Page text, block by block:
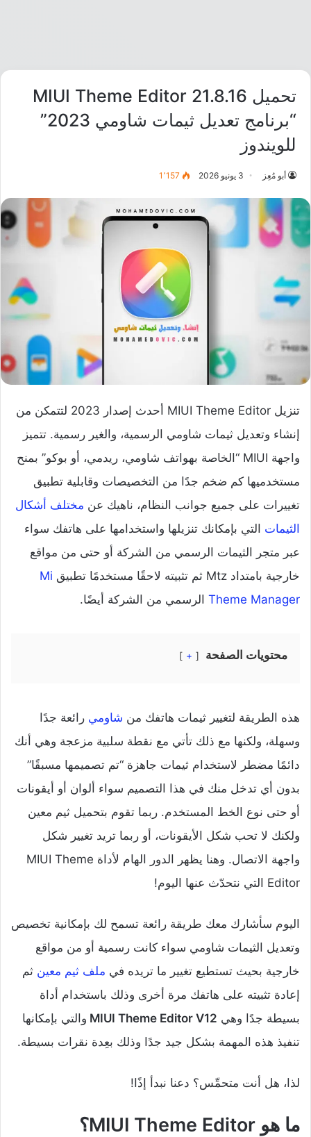
تحميل MIUI Theme Editor 21.8.16
“برنامج تعديل ثيمات شاومي 2023”
للويندوز
أبو مُعِز 3 يونيو 2026 1٬157
تنزيل MIUI Theme Editor أحدث إصدار 2023 لتتمكن من
إنشاء وتعديل ثيمات شاومي الرسمية، والغير رسمية. تتميز
واجهة MIUI “الخاصة بهواتف شاومي، ريدمي، أو بوكو” بمنح
مستخدميها كم ضخم جدًا من التخصيصات وقابلية تطبيق
تغييرات على جميع جوانب النظام، ناهيك عن مختلف أشكال
الثيمات التي بإمكانك تنزيلها واستخدامها على هاتفك سواء
عبر متجر الثيمات الرسمي من الشركة أو حتى من مواقع
خارجية بامتداد Mtz ثم تثبيته لاحقًا مستخدمًا تطبيق
Mi
Theme Manager الرسمي من الشركة أيضًا.
محتويات الصفحة +
هذه الطريقة لتغيير ثيمات هاتفك من شاومي رائعة جدًا
وسهلة، ولكنها مع ذلك تأتي مع نقطة سلبية مزعجة وهي أنك
دائمًا مضطر لاستخدام ثيمات جاهزة “تم تصميمها مسبقًا”
بدون أي تدخل منك في هذا التصميم سواء ألوان أو أيقونات
أو حتى نوع الخط المستخدم. ربما تقوم بتحميل ثيم معين
ولكنك لا تحب شكل الأيقونات، أو ربما تريد تغيير شكل
واجهة الاتصال. وهنا يظهر الدور الهام لأداة MIUI Theme
Editor التي نتحدّث عنها اليوم!
اليوم سأشارك معك طريقة رائعة تسمح لك بإمكانية تخصيص
وتعديل الثيمات شاومي سواء كانت رسمية أو من مواقع
خارجية بحيث تستطيع تغيير ما تريده في ملف ثيم معين ثم
إعادة تثبيته على هاتفك مرة أخرى وذلك باستخدام أداة
بسيطة جدًا وهي MIUI Theme Editor V12 والتي بإمكانها
تنفيذ هذه المهمة بشكل جيد جدًا وذلك بعِدة نقرات بسيطة.
لذا، هل أنت متحمِّس؟ دعنا نبدأ إذًا!
ما هو MIUI Theme Editor؟